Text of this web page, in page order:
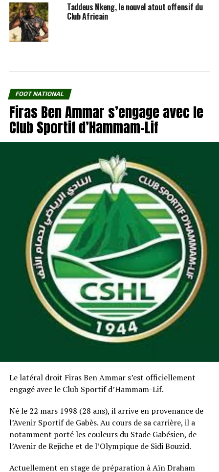
Taddeus Nkeng, le nouvel atout offensif du
Club Africain
FOOT NATIONAL
Firas Ben Ammar s’engage avec le
Club Sportif d’Hammam-Lif
Le latéral droit Firas Ben Ammar s’est officiellement
engagé avec le Club Sportif d’Hammam-Lif.
Né le 22 mars 1998 (28 ans), il arrive en provenance de
l’Avenir Sportif de Gabès. Au cours de sa carrière, il a
notamment porté les couleurs du Stade Gabésien, de
l’Avenir de Rejiche et de l’Olympique de Sidi Bouzid.
Actuellement en stage de préparation à Aïn Draham